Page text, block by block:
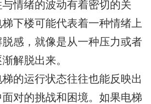
与情绪的波动有着密切的关
下楼可能代表着一种情绪上
感，就像是从一种压力或者
解脱出来。
的运行状态往往也能反映出
对的挑战和困境。如果电梯